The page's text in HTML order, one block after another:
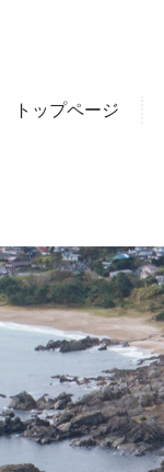
トップページ